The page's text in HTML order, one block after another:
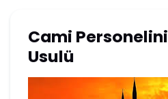
Cami
Usulü